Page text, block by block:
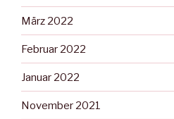
März 2022
Februar 2022
Januar 2022
November 2021